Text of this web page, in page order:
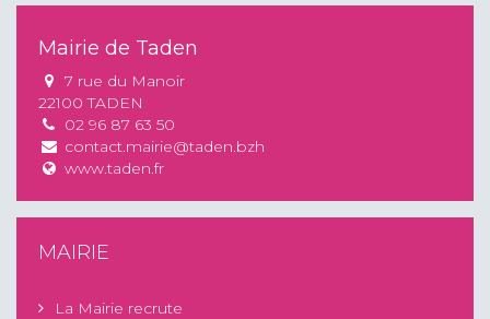
Mairie de Taden
7 rue du Manoir
22100 TADEN
02 96 87 63 50
contact.mairie@taden.bzh
www.taden.fr
MAIRIE
La Mairie recrute